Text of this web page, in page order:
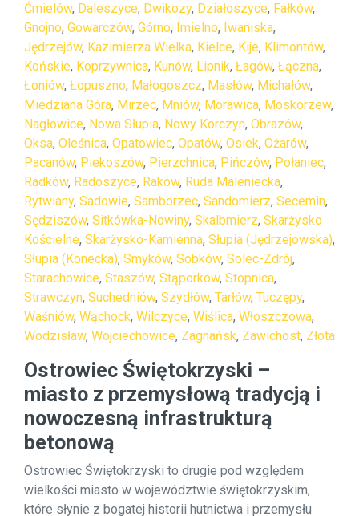
Ćmielów, Daleszyce, Dwikozy, Działoszyce, Fałków,
Gnojno, Gowarczów, Górno, Imielno, Iwaniska,
Jędrzejów, Kazimierza Wielka, Kielce, Kije, Klimontów,
Końskie, Koprzywnica, Kunów, Lipnik, Łagów, Łączna,
Łoniów, Łopuszno, Małogoszcz, Masłów, Michałów,
Miedziana Góra, Mirzec, Mniów, Morawica, Moskorzew,
Nagłowice, Nowa Słupia, Nowy Korczyn, Obrazów,
Oksa, Oleśnica, Opatowiec, Opatów, Osiek, Ożarów,
Pacanów, Piekoszów, Pierzchnica, Pińczów, Połaniec,
Radków, Radoszyce, Raków, Ruda Maleniecka,
Rytwiany, Sadowie, Samborzec, Sandomierz, Secemin,
Sędziszów, Sitkówka-Nowiny, Skalbmierz, Skarżysko
Kościelne, Skarżysko-Kamienna, Słupia (Jędrzejowska),
Słupia (Konecka), Smyków, Sobków, Solec-Zdrój,
Starachowice, Staszów, Stąporków, Stopnica,
Strawczyn, Suchedniów, Szydłów, Tarłów, Tuczępy,
Waśniów, Wąchock, Wilczyce, Wiślica, Włoszczowa,
Wodzisław, Wojciechowice, Zagnańsk, Zawichost, Złota
Ostrowiec Świętokrzyski –
miasto z przemysłową tradycją i
nowoczesną infrastrukturą
betonową
Ostrowiec Świętokrzyski to drugie pod względem
wielkości miasto w województwie świętokrzyskim,
które słynie z bogatej historii hutnictwa i przemysłu